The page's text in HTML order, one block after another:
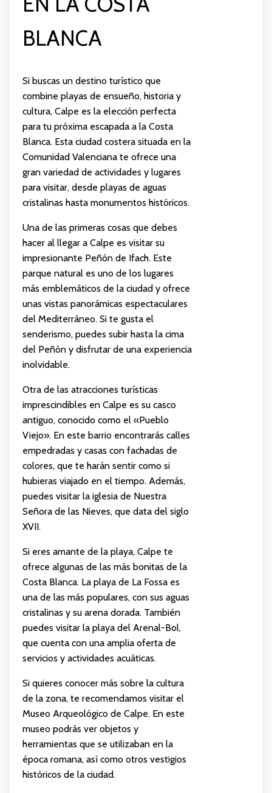
BLANCA
Si buscas un destino turístico que
combine playas de ensueño, historia y
cultura, Calpe es la elección perfecta
para tu próxima escapada a la Costa
Blanca. Esta ciudad costera situada en la
Comunidad Valenciana te ofrece una
gran variedad de actividades y lugares
para visitar, desde playas de aguas
cristalinas hasta monumentos históricos.
Una de las primeras cosas que debes
hacer al llegar a Calpe es visitar su
impresionante Peñón de Ifach. Este
parque natural es uno de los lugares
más emblemáticos de la ciudad y ofrece
unas vistas panorámicas espectaculares
del Mediterráneo. Si te gusta el
senderismo, puedes subir hasta la cima
del Peñón y disfrutar de una experiencia
inolvidable.
Otra de las atracciones turísticas
imprescindibles en Calpe es su casco
antiguo, conocido como el «Pueblo
Viejo». En este barrio encontrarás calles
empedradas y casas con fachadas de
colores, que te harán sentir como si
hubieras viajado en el tiempo. Además,
puedes visitar la iglesia de Nuestra
Señora de las Nieves, que data del siglo
XVII.
Si eres amante de la playa, Calpe te
ofrece algunas de las más bonitas de la
Costa Blanca. La playa de La Fossa es
una de las más populares, con sus aguas
cristalinas y su arena dorada. También
puedes visitar la playa del Arenal-Bol,
que cuenta con una amplia oferta de
servicios y actividades acuáticas.
Si quieres conocer más sobre la cultura
de la zona, te recomendamos visitar el
Museo Arqueológico de Calpe. En este
museo podrás ver objetos y
herramientas que se utilizaban en la
época romana, así como otros vestigios
históricos de la ciudad.